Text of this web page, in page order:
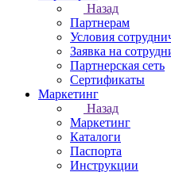
Назад
Партнерам
Условия
Заявка на
Партнерская сеть
Сертификаты
Маркетинг
Назад
Маркетинг
Каталоги
Паспорта
Инструкции